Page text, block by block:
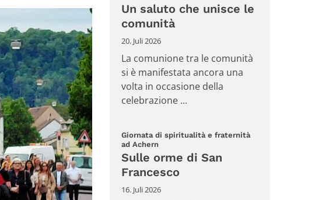
Un saluto che unisce le
comunità
20. Juli 2026
La comunione tra le comunità
si è manifestata ancora una
volta in occasione della
celebrazione ...
Giornata di spiritualità e fraternità
ad Achern:
Sulle orme di San
Francesco
16. Juli 2026